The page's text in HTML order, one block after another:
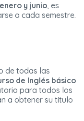
y junio, es
a cada semestre.
de todas las
de Inglés básico
para todos los
a obtener su título